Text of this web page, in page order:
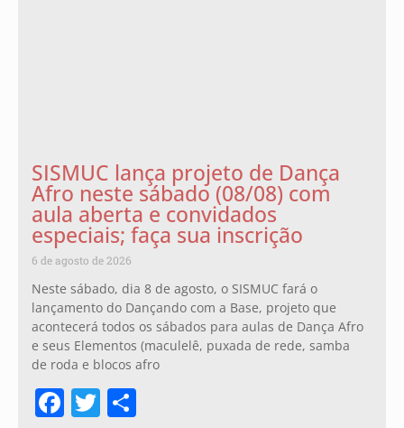
SISMUC lança projeto de Dança
Afro neste sábado (08/08) com
aula aberta e convidados
especiais; faça sua inscrição
6 de agosto de 2026
Neste sábado, dia 8 de agosto, o SISMUC fará o
lançamento do Dançando com a Base, projeto que
acontecerá todos os sábados para aulas de Dança Afro
e seus Elementos (maculelê, puxada de rede, samba
de roda e blocos afro
Facebook
Twitter